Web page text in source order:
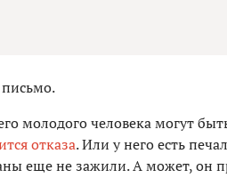
письмо.
молодого человека могут
отказа. Или у него есть
еще не зажили. А может, он